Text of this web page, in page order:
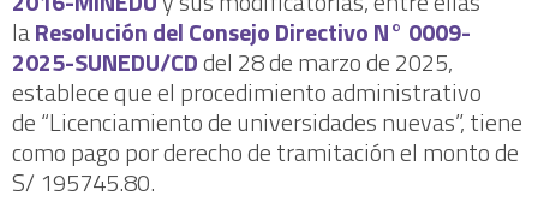
laResolución del Consejo Directivo N° 0009-
2025-SUNEDU/CDdel 28 de marzo de 2025,
establece que el procedimiento administrativo
de “Licenciamiento de universidades nuevas”, tiene
como pago por derecho de tramitación el monto de
S/ 195745.80.